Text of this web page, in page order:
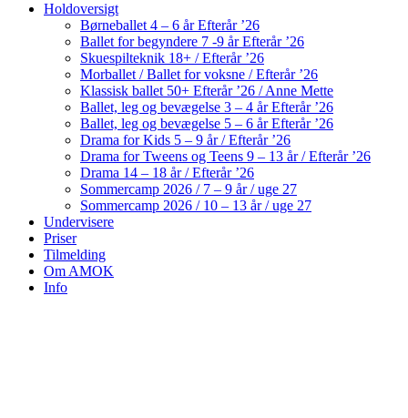
Holdoversigt
Børneballet 4 – 6 år Efterår ’26
Ballet for begyndere 7 -9 år Efterår ’26
Skuespilteknik 18+ / Efterår ’26
Morballet / Ballet for voksne / Efterår ’26
Klassisk ballet 50+ Efterår ’26 / Anne Mette
Ballet, leg og bevægelse 3 – 4 år Efterår ’26
Ballet, leg og bevægelse 5 – 6 år Efterår ’26
Drama for Kids 5 – 9 år / Efterår ’26
Drama for Tweens og Teens 9 – 13 år / Efterår ’26
Drama 14 – 18 år / Efterår ’26
Sommercamp 2026 / 7 – 9 år / uge 27
Sommercamp 2026 / 10 – 13 år / uge 27
Undervisere
Priser
Tilmelding
Om AMOK
Info